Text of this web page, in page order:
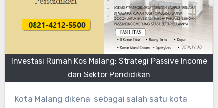
Investasi Rumah Kos Malang: Strategi Passive Income
dari Sektor Pendidikan
Kota Malang dikenal sebagai salah satu kota